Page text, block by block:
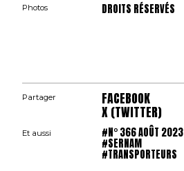
Photos DROITS RÉSERVÉS
Partager FACEBOOK
X (TWITTER)
Et aussi #N° 366 AOÛT 2023
#SERNAM
#TRANSPORTEURS